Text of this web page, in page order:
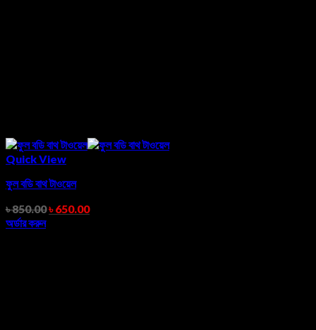
Quick View
ফুল বডি বাথ টাওয়েল
৳850.00৳650.00
অর্ডার করুন